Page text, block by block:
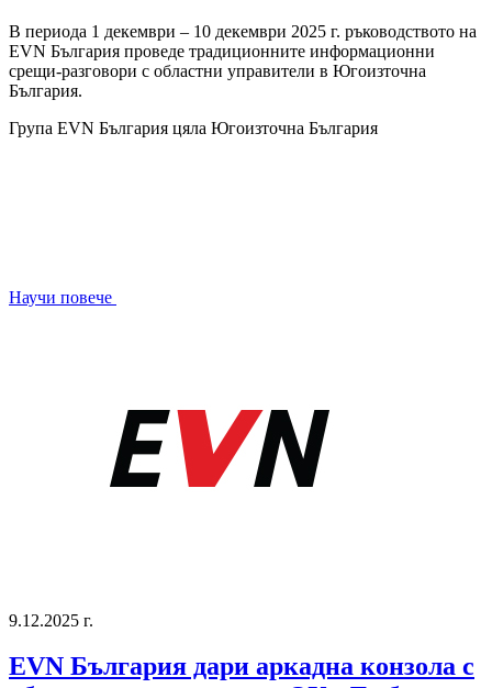
В периода 1 декември – 10 декември 2025 г. ръководството на
EVN България проведе традиционните информационни
срещи-разговори с областни управители в Югоизточна
България.
Група EVN България цяла Югоизточна България
Научи повече
9.12.2025 г.
ЕVN България дари аркадна конзола с